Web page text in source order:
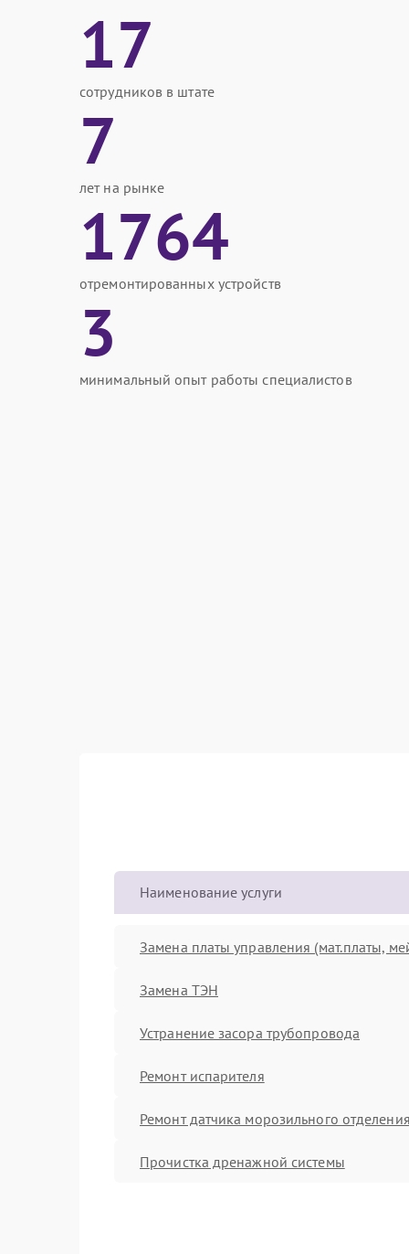
17
сотрудников в штате
7
лет на рынке
1764
отремонтированных устройств
3
минимальный опыт работы специалистов
Наименование услуги
Замена платы управления (мат.платы,
Замена ТЭН
Устранение засора трубопровода
Ремонт испарителя
Ремонт датчика морозильного отделения
Прочистка дренажной системы